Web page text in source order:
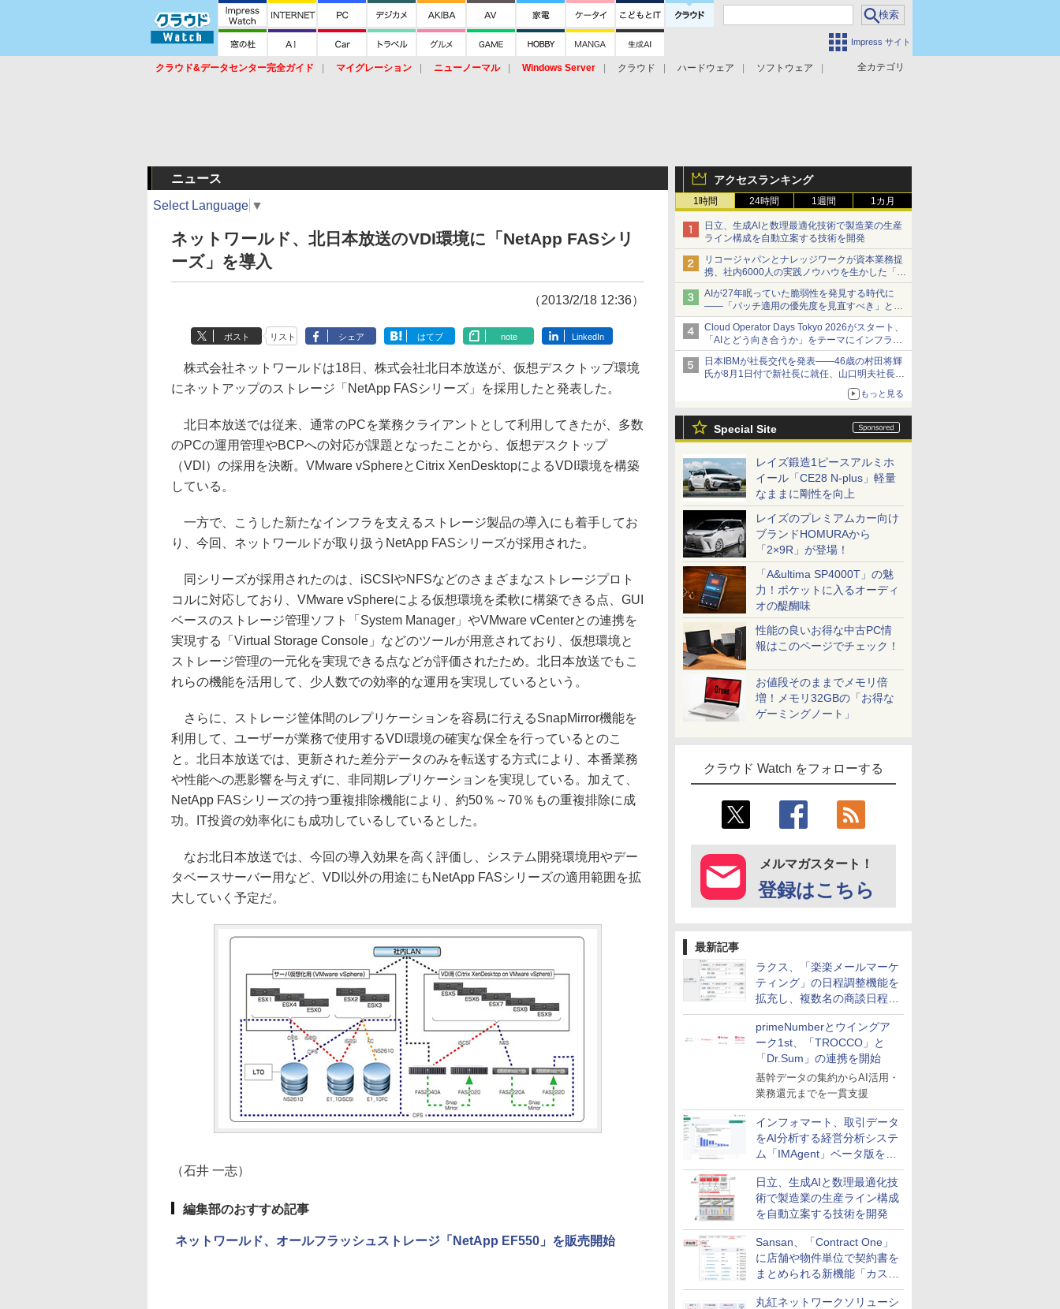
Impress サイト
全カテゴリ
クラウド&データセンター完全ガイド マイグレーション ニューノーマル Windows Server クラウド ハードウェア
ソフトウェア
アクセスランキング
1時間 24時間 1週間 1カ月
日立、生成AIと数理最適化技術で製造業の生産
ライン構成を自動立案する技術を開発
リコージャパンとナレッジワークが資本業務提
携、社内6000人の実践ノウハウを生かした「AI
商談記録 for RICOH」を展開へ
AIが27年眠っていた脆弱性を発見する時代に
――「パッチ適用の優先度を見直すべき」とセ
キュリティ専門家
Cloud Operator Days Tokyo 2026がスタート、
「AIとどう向き合うか」をテーマにインフラ運
用の知見を集約
日本IBMが社長交代を発表――46歳の村田将輝
氏が8月1日付で新社長に就任、山口明夫社長は
もっと見る
Special Site
レイズ鍛造1ピースアルミホ
イール「CE28 N-plus」軽量
なままに剛性を向上
レイズのプレミアムカー向け
ブランドHOMURAから
「2×9R」が登場！
「A&ultima SP4000T」の魅
力！ポケットに入るオーディ
オの醍醐味
性能の良いお得な中古PC情
報はこのページでチェック！
お値段そのままでメモリ倍
増！メモリ32GBの「お得な
ゲーミングノート」
クラウド Watch をフォローする
メルマガスタート！
登録はこちら
最新記事
ラクス、「楽楽メールマーケ
ティング」の日程調整機能を
拡充し、複数名の商談日程調
整を効率化
primeNumberとウイングア
ーク1st、「TROCCO」と
「Dr.Sum」の連携を開始
基幹データの集約からAI活用・
業務還元までを一貫支援
インフォマート、取引データ
をAI分析する経営分析システ
ム「IMAgent」ベータ版を提
供
日立、生成AIと数理最適化技
術で製造業の生産ライン構成
を自動立案する技術を開発
Sansan、「Contract One」
に店舗や物件単位で契約書を
まとめられる新機能「カスタ
ム契約ツリー」を追加
丸紅ネットワークソリューシ
ニュース
Select Language ▼
ネットワールド、北日本放送のVDI環境に「NetApp FASシリ
ーズ」を導入
（2013/2/18 12:36）
ポスト リスト シェア はてブ note LinkedIn
株式会社ネットワールドは18日、株式会社北日本放送が、仮想デスクトップ環境
にネットアップのストレージ「NetApp FASシリーズ」を採用したと発表した。
北日本放送では従来、通常のPCを業務クライアントとして利用してきたが、多数
のPCの運用管理やBCPへの対応が課題となったことから、仮想デスクトップ
（VDI）の採用を決断。VMware vSphereとCitrix XenDesktopによるVDI環境を構築
している。
一方で、こうした新たなインフラを支えるストレージ製品の導入にも着手してお
り、今回、ネットワールドが取り扱うNetApp FASシリーズが採用された。
同シリーズが採用されたのは、iSCSIやNFSなどのさまざまなストレージプロト
コルに対応しており、VMware vSphereによる仮想環境を柔軟に構築できる点、GUI
ベースのストレージ管理ソフト「System Manager」やVMware vCenterとの連携を
実現する「Virtual Storage Console」などのツールが用意されており、仮想環境と
ストレージ管理の一元化を実現できる点などが評価されたため。北日本放送でもこ
れらの機能を活用して、少人数での効率的な運用を実現しているという。
さらに、ストレージ筐体間のレプリケーションを容易に行えるSnapMirror機能を
利用して、ユーザーが業務で使用するVDI環境の確実な保全を行っているとのこ
と。北日本放送では、更新された差分データのみを転送する方式により、本番業務
や性能への悪影響を与えずに、非同期レプリケーションを実現している。加えて、
NetApp FASシリーズの持つ重複排除機能により、約50％～70％もの重複排除に成
功。IT投資の効率化にも成功しているしているとした。
なお北日本放送では、今回の導入効果を高く評価し、システム開発環境用やデー
タベースサーバー用など、VDI以外の用途にもNetApp FASシリーズの適用範囲を拡
大していく予定だ。
（石井 一志）
編集部のおすすめ記事
ネットワールド、オールフラッシュストレージ「NetApp EF550」を販売開始